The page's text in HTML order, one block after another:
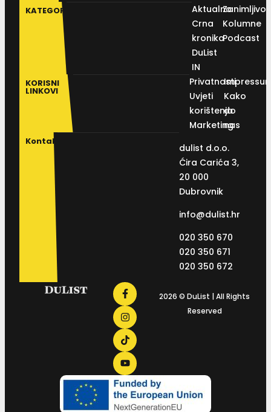
KATEGORIJE
Aktualno
Crna
kronika
DuList
IN
Kolumne
Podcast
KORISNI
LINKOVI
Privatnosti
Uvjeti
korištenja
Marketing
Kako
do
nas
Kontakt
dulist d.o.o.
Ćira Carića 3,
20 000
Dubrovnik
info@dulist.hr
020 350 670
020 350 671
020 350 672
2026 © DuList | All Rights
Reserved